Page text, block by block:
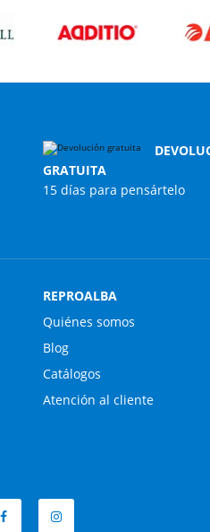
GRATUITA
15 días para pensártelo
REPROALBA
Quiénes somos
Blog
Catálogos
Atención al cliente